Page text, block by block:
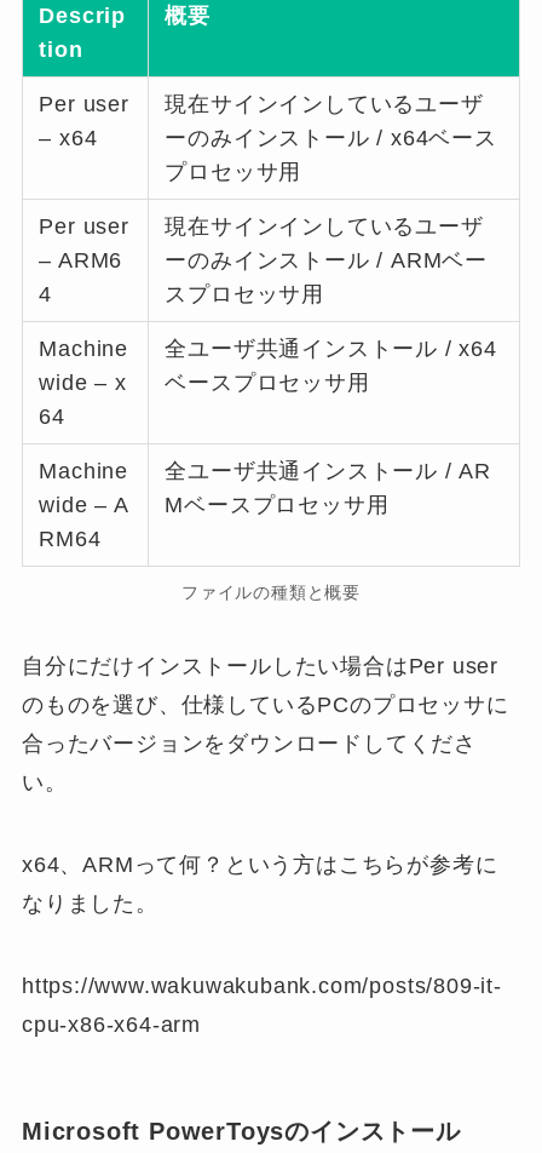
Descrip
tion
概要
Per user
– x64
現在サインインしているユーザ
ーのみインストール / x64ベース
プロセッサ用
Per user
– ARM6
4
現在サインインしているユーザ
ーのみインストール / ARMベー
スプロセッサ用
Machine
wide – x
64
全ユーザ共通インストール / x64
ベースプロセッサ用
Machine
wide – A
RM64
全ユーザ共通インストール / AR
Mベースプロセッサ用
ファイルの種類と概要
自分にだけインストールしたい場合はPer user
のものを選び、仕様しているPCのプロセッサに
合ったバージョンをダウンロードしてくださ
い。
x64、ARMって何？という方はこちらが参考に
なりました。
https://www.wakuwakubank.com/posts/809-it-
cpu-x86-x64-arm
Microsoft PowerToysのインストール